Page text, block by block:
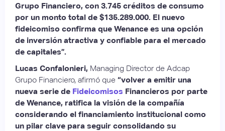
Grupo Financiero, con 3.745 créditos de consumo
por un monto total de $135.289.000. El nuevo
fideicomiso confirma que Wenance es una opción
de inversión atractiva y confiable para el mercado
de capitales”.
Lucas Confalonieri, Managing Director de Adcap
Grupo Financiero, afirmó que “volver a emitir una
nueva serie de Fideicomisos Financieros por parte
de Wenance, ratifica la visión de la compañía
considerando el financiamiento institucional como
un pilar clave para seguir consolidando su